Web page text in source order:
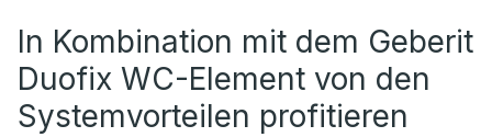
In Kombination mit dem Geberit
Duofix WC-Element von den
Systemvorteilen profitieren